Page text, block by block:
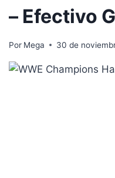
– Efectivo
Por Mega 30 de